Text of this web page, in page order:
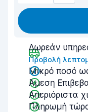
Δωρεάν
Προβολή
Μικρό ποσό
Άμεση
Απεριόριστα
Πληρωμή